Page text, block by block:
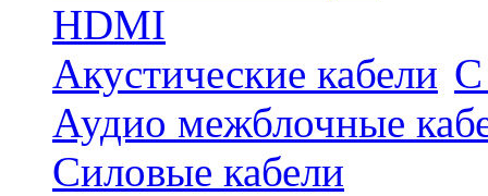
HDMI
Акустические кабели С
Аудио межблочные
Силовые кабели